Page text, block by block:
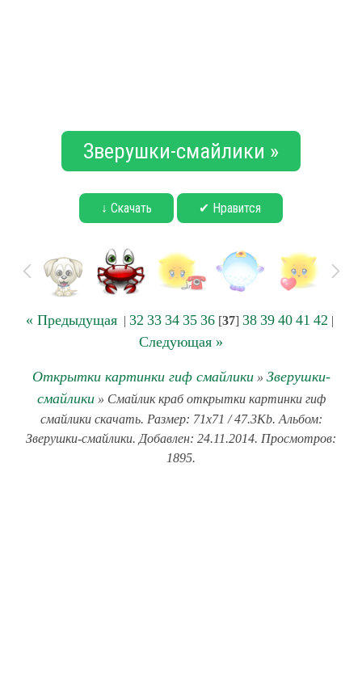
Зверушки-смайлики »
↓ Скачать ✔ Нравится
« Предыдущая| 32 33 34 35 36[37] 38 39 40 41 42 |
Следующая »
Открытки картинки гиф смайлики» Зверушки-
смайлики» Смайлик краб открытки картинки гиф
смайлики скачать. Размер: 71x71 / 47.3Kb. Альбом:
Зверушки-смайлики. Добавлен: 24.11.2014. Просмотров:
1895.